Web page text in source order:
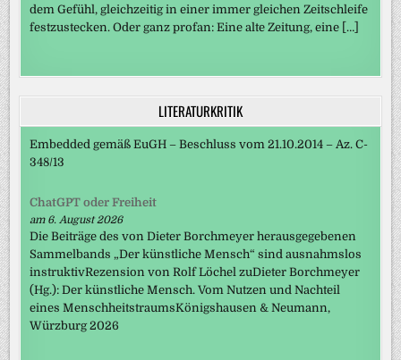
dem Gefühl, gleichzeitig in einer immer gleichen Zeitschleife
festzustecken. Oder ganz profan: Eine alte Zeitung, eine […]
LITERATURKRITIK
Embedded gemäß EuGH – Beschluss vom 21.10.2014 – Az. C-
348/13
ChatGPT oder Freiheit
am 6. August 2026
Die Beiträge des von Dieter Borchmeyer herausgegebenen
Sammelbands „Der künstliche Mensch“ sind ausnahmslos
instruktivRezension von Rolf Löchel zuDieter Borchmeyer
(Hg.): Der künstliche Mensch. Vom Nutzen und Nachteil
eines MenschheitstraumsKönigshausen & Neumann,
Würzburg 2026